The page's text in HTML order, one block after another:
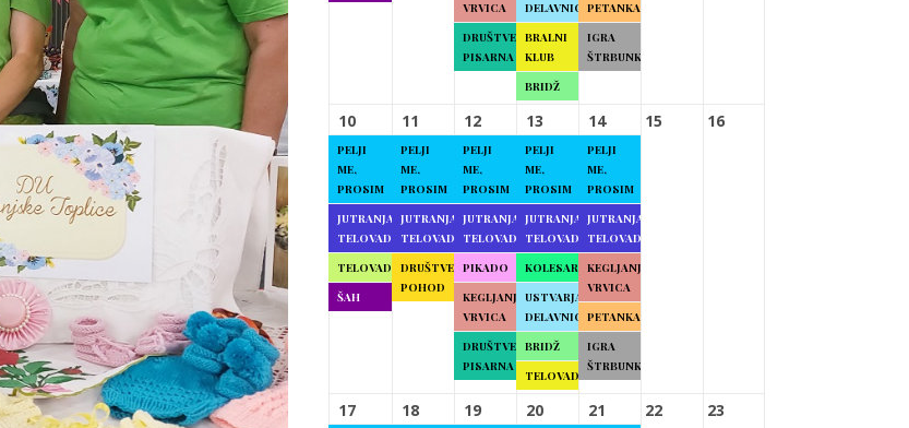
VRVICA
DRUŠTVENA
PISARNA
DELAVNICE
BRALNI
KLUB
BRIDŽ
PETANKA
IGRA
ŠTRBUNK
10
PELJI
ME,
PROSIM
JUTRANJA
TELOVADBA
TELOVADBA
ŠAH
11
PELJI
ME,
PROSIM
JUTRANJA
TELOVADBA
DRUŠTVENI
POHOD
12
PELJI
ME,
PROSIM
JUTRANJA
TELOVADBA
PIKADO
KEGLJANJE
VRVICA
DRUŠTVENA
PISARNA
13
PELJI
ME,
PROSIM
JUTRANJA
TELOVADBA
KOLESARJENJE
USTVARJALNE
DELAVNICE
BRIDŽ
TELOVADBA
14
PELJI
ME,
PROSIM
JUTRANJA
TELOVADBA
KEGLJANJE
VRVICA
PETANKA
IGRA
ŠTRBUNK
15 16
17 18 19 20 21 22 23